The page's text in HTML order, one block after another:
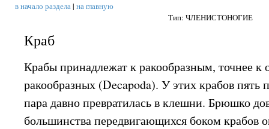
в начало раздела| на главную
Тип: ЧЛЕНИСТОНОГИЕ
Краб
Крабы принадлежат к ракообразным, точнее к
ракообразных (Decapoda). У этих крабов пять
пара давно превратилась в клешни. Брюшко
большинства передвигающихся боком крабов